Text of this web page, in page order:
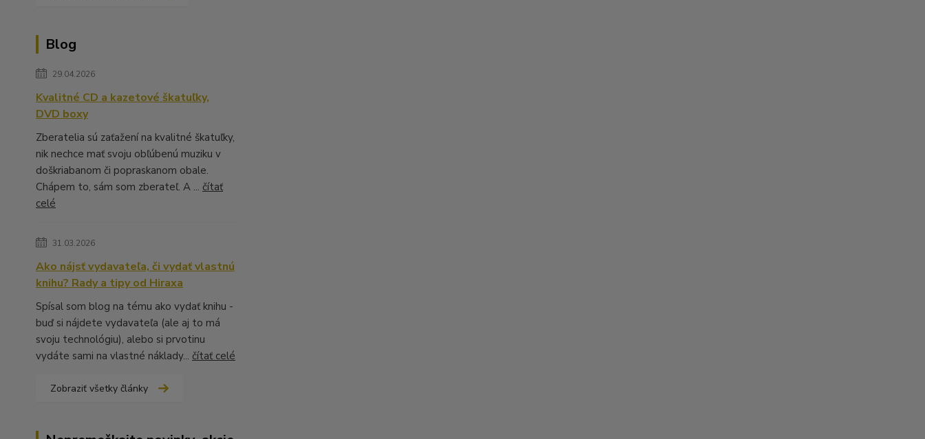
Blog
29.04.2026
Kvalitné CD a kazetové škatuľky,
DVD boxy
Zberatelia sú zaťažení na kvalitné škatuľky,
nik nechce mať svoju obľúbenú muziku v
doškriabanom či popraskanom obale.
Chápem to, sám som zberateľ. A ... čítať
celé
31.03.2026
Ako nájsť vydavateľa, či vydať vlastnú
knihu? Rady a tipy od Hiraxa
Spísal som blog na tému ako vydať knihu -
buď si nájdete vydavateľa (ale aj to má
svoju technológiu), alebo si prvotinu
vydáte sami na vlastné náklady... čítať celé
Zobraziť všetky články